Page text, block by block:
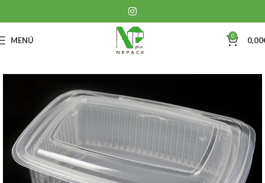
MENÚ 0 0,00